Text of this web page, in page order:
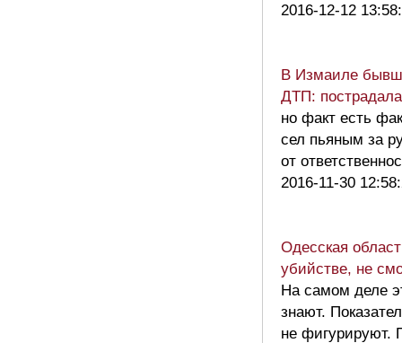
2016-12-12
В Измаиле
ДТП:
но факт есть
сел пьяным за
от
2016-11-30
Одесская
убийстве, не
На самом деле
знают.
не фигурируют.